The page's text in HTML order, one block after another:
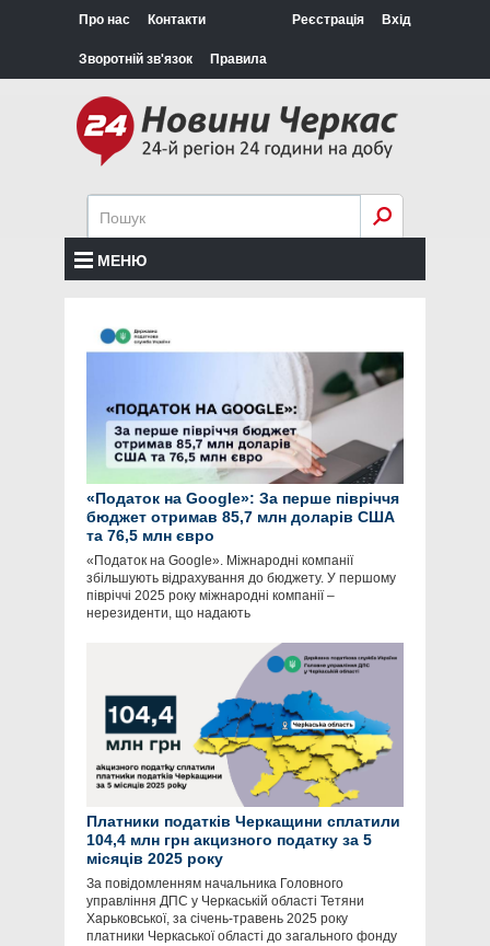
Про нас Контакти
Зворотній зв'язок Правила
Реєстрація Вхід
МЕНЮ
«Податок на Google»: За перше півріччя
бюджет отримав 85,7 млн доларів США
та 76,5 млн євро
«Податок на Google». Міжнародні компанії
збільшують відрахування до бюджету. У першому
півріччі 2025 року міжнародні компанії –
нерезиденти, що надають
Платники податків Черкащини сплатили
104,4 млн грн акцизного податку за 5
місяців 2025 року
За повідомленням начальника Головного
управління ДПС у Черкаській області Тетяни
Харьковської, за січень-травень 2025 року
платники Черкаської області до загального фонду